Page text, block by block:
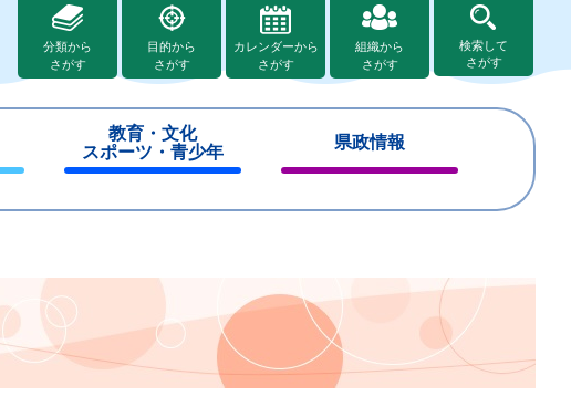
分類から
さがす
目的から
さがす
カレンダーから
さがす
組織から
さがす
検索して
さがす
教育・文化
スポーツ・青少年
じ
県政情報
じ